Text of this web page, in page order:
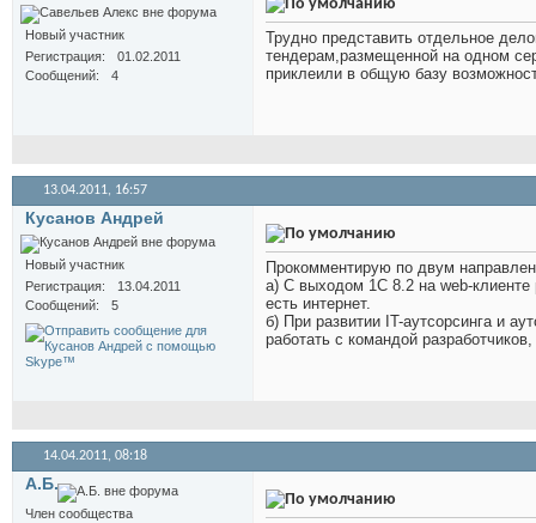
Новый участник
Регистрация
01.02.2011
Сообщений
4
Трудно представить отдельное
тендерам,размещенной на одном
приклеили в общую базу
13.04.2011, 16:57
Кусанов Андрей
Новый участник
Регистрация
13.04.2011
Сообщений
5
Прокомментирую по двум
а) С выходом 1С 8.2 на web-клиенте
есть интернет.
б) При развитии IT-аутсорсинга и
работать с командой
14.04.2011, 08:18
А.Б.
Член сообщества